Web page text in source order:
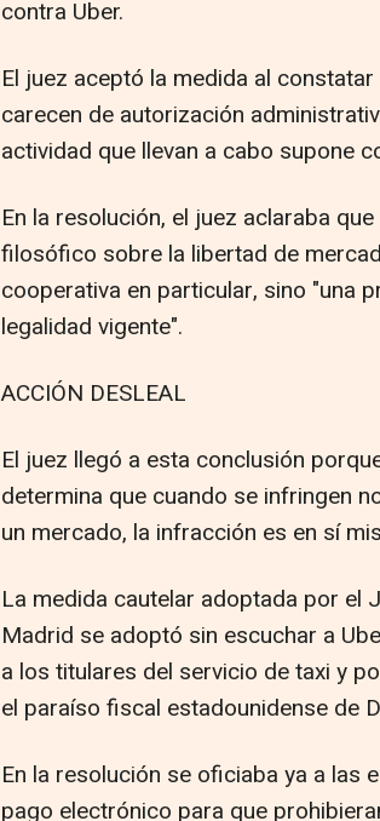
contra Uber.
El juez aceptó la medida al
carecen de autorización
actividad que llevan a cabo supone
En la resolución, el juez aclaraba
filosófico sobre la libertad de
cooperativa en particular, sino "una
legalidad vigente".
ACCIÓN DESLEAL
El juez llegó a esta conclusión
determina que cuando se infringen
un mercado, la infracción es en sí
La medida cautelar adoptada por el
Madrid se adoptó sin escuchar a
a los titulares del servicio de taxi y
el paraíso fiscal estadounidense de
En la resolución se oficiaba ya a las
pago electrónico para que